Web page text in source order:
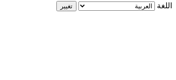
اللغة